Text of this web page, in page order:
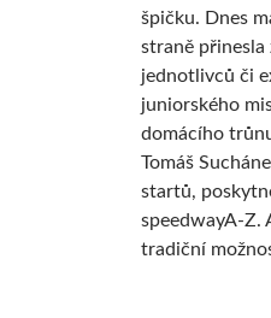
špičku. Dnes
straně
jednotlivců či
juniorského
domácího
Tomáš
startů,
speedwayA-Z.
tradiční